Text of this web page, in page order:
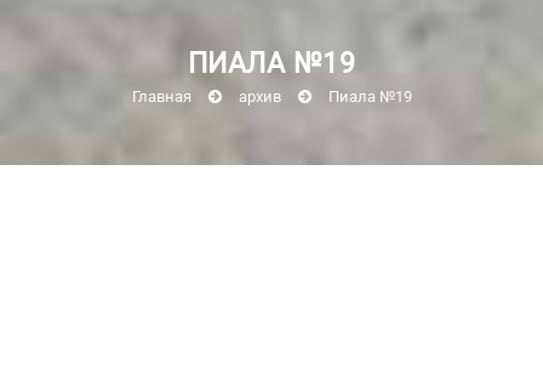
ПИАЛА №19
Главная архив Пиала №19